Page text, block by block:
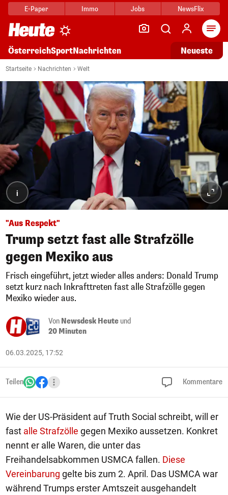
E-Paper Immo Jobs NewsFlix
ÖsterreichSportNachrichten Neueste
Startseite Nachrichten Welt
i
"Aus Respekt"
Trump setzt fast alle Strafzölle
gegen Mexiko aus
Frisch eingeführt, jetzt wieder alles anders: Donald Trump
setzt kurz nach Inkrafttreten fast alle Strafzölle gegen
Mexiko wieder aus.
Von Newsdesk Heute und
20 Minuten
06.03.2025, 17:52
Teilen Kommentare
Wie der US-Präsident auf Truth Social schreibt, will er
fast alle Strafzölle gegen Mexiko aussetzen. Konkret
nennt er alle Waren, die unter das
Freihandelsabkommen USMCA fallen. Diese
Vereinbarung gelte bis zum 2. April. Das USMCA war
während Trumps erster Amtszeit ausgehandelt